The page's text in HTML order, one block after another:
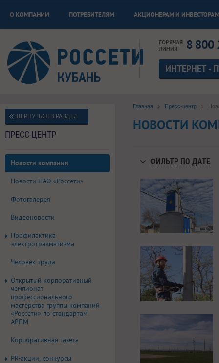
О КОМПАНИИ ПОТРЕБИТЕЛЯМ АКЦИОНЕРАМ И ИНВЕСТОРАМ
ГОРЯЧАЯ
ЛИНИЯ
8 800
ИНТЕРНЕТ -
Главная Пресс-центр
НОВОСТИ
ФИЛЬТР ПО ДАТЕ
ВЕРНУТЬСЯ В РАЗДЕЛ
ПРЕСС-ЦЕНТР
Новости компании
Новости ПАО «Россети»
Фотогалерея
Видеоновости
Профилактика
электротравматизма
Человек труда
Открытый корпоративный
чемпионат
профессионального
мастерства группы компаний
«Россети» по стандартам
АРПМ
Корпоративная газета
PR-акции, конкурсы